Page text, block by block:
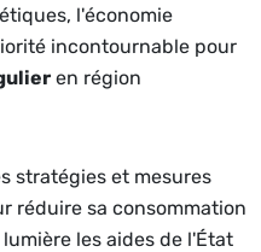
l'économie
incontournable pour
en région
stratégies et mesures
réduire sa consommation
les aides de l'État